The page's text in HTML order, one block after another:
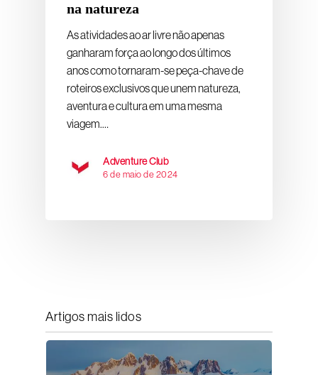
na natureza
As atividades ao ar livre não apenas
ganharam força ao longo dos últimos
anos como tornaram-se peça-chave de
roteiros exclusivos que unem natureza,
aventura e cultura em uma mesma
viagem.…
Adventure Club
6 de maio de 2024
Artigos mais lidos